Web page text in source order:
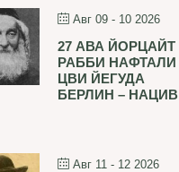
Авг 09 - 10 2026
27 АВА ЙОРЦАЙТ
РАББИ НАФТАЛИ
ЦВИ ЙЕГУДА
БЕРЛИН – НАЦИВ
Авг 11 - 12 2026